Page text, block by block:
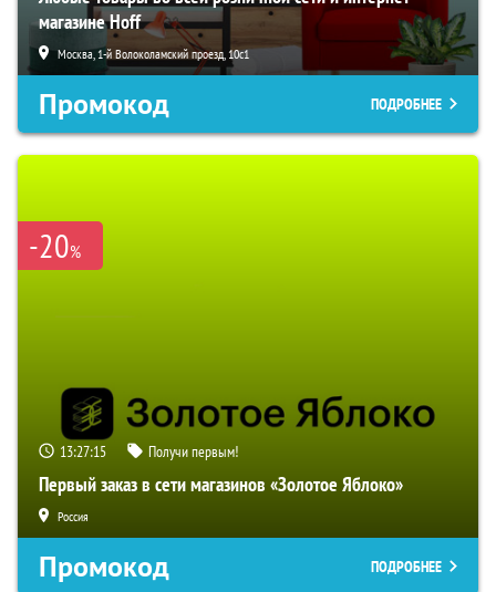
магазине Hoff
Москва, 1-й Волоколамский проезд, 10с1
Промокод ПОДРОБНЕЕ
-20%
13:27:14 Получи первым!
Первый заказ в сети магазинов «Золотое Яблоко»
Россия
Промокод ПОДРОБНЕЕ